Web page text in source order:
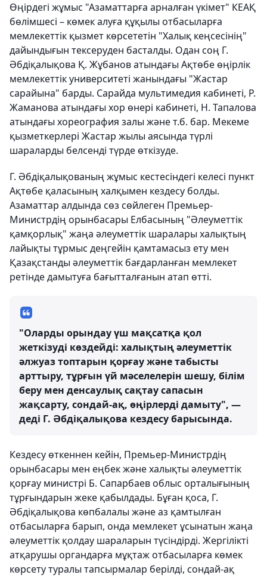
Өңірдегі жұмыс "Азаматтарға арналған үкімет" КЕАҚ
бөлімшесі – көмек алуға құқылы отбасыларға
мемлекеттік қызмет көрсететін "Халық кеңсесінің"
дайындығын тексеруден басталды. Одан соң Г.
Әбдіқалықова Қ. Жұбанов атындағы Ақтөбе өңірлік
мемлекеттік университеті жанындағы "Жастар
сарайына" барды. Сарайда мультимедия кабинеті, Р.
Жаманова атындағы хор өнері кабинеті, Н. Тапалова
атындағы хореография залы және т.б. бар. Мекеме
қызметкерлері Жастар жылы аясында түрлі
шараларды белсенді түрде өткізуде.
Г. Әбдіқалықованың жұмыс кестесіндегі келесі пункт
Ақтөбе қаласының халқымен кездесу болды.
Азаматтар алдында сөз сөйлеген Премьер-
Министрдің орынбасары Елбасының "Әлеуметтік
қамқорлық" жаңа әлеуметтік шаралары халықтың
лайықты тұрмыс деңгейін қамтамасыз ету мен
Қазақстанды әлеуметтік бағдарланған мемлекет
ретінде дамытуға бағытталғанын атап өтті.
"Оларды орындау үш мақсатқа қол
жеткізуді көздейді: халықтың әлеуметтік
әлжуаз топтарын қорғау және табысты
арттыру, тұрғын үй мәселелерін шешу, білім
беру мен денсаулық сақтау сапасын
жақсарту, сондай-ақ, өңірлерді дамыту", —
деді Г. Әбдіқалықова кездесу барысында.
Кездесу өткеннен кейін, Премьер-Министрдің
орынбасары мен еңбек және халықты әлеуметтік
қорғау министрі Б. Сапарбаев облыс орталығының
тұрғындарын жеке қабылдады. Бұған қоса, Г.
Әбдіқалықова көпбалалы және аз қамтылған
отбасыларға барып, онда мемлекет ұсынатын жаңа
әлеуметтік қолдау шараларын түсіндірді. Жергілікті
атқарушы органдарға мұқтаж отбасыларға көмек
көрсету туралы тапсырмалар берілді, сондай-ақ